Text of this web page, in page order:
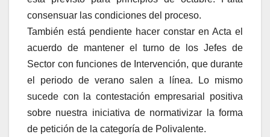
consensuar las condiciones del proceso.
También está pendiente hacer constar en Acta el
acuerdo de mantener el turno de los Jefes de
Sector con funciones de Intervención, que durante
el periodo de verano salen a línea. Lo mismo
sucede con la contestación empresarial positiva
sobre nuestra iniciativa de normativizar la forma
de petición de la categoría de Polivalente.